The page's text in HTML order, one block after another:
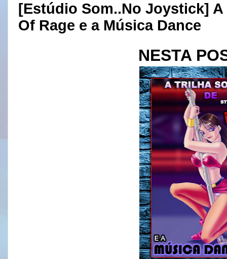
[Estúdio Som..No Joystick]
Of Rage e a Música Dance
NESTA